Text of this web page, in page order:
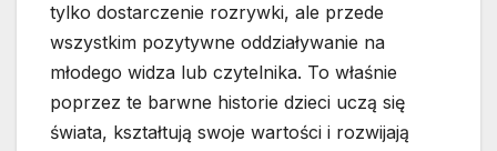
tylko dostarczenie rozrywki, ale przede
wszystkim pozytywne oddziaływanie na
młodego widza lub czytelnika. To właśnie
poprzez te barwne historie dzieci uczą się
świata, kształtują swoje wartości i rozwijają